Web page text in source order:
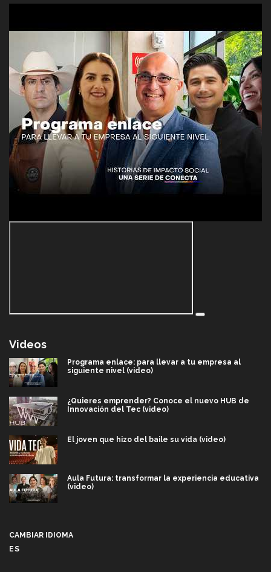
Videos
Programa enlace: para llevar a tu empresa al
siguiente nivel (video)
¿Quieres emprender? Conoce el nuevo HUB de
Innovación del Tec (video)
El joven que hizo del baile su vida (video)
Aula Futura: transformar la experiencia educativa
(video)
CAMBIAR IDIOMA
ES